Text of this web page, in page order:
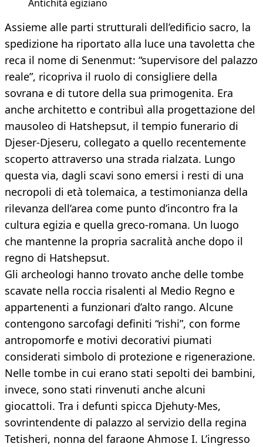
Antichità egiziano
Assieme alle parti strutturali dell’edificio sacro, la
spedizione ha riportato alla luce una tavoletta che
reca il nome di Senenmut: “supervisore del palazzo
reale”, ricopriva il ruolo di consigliere della
sovrana e di tutore della sua primogenita. Era
anche architetto e contribuì alla progettazione del
mausoleo di Hatshepsut, il tempio funerario di
Djeser-Djeseru, collegato a quello recentemente
scoperto attraverso una strada rialzata. Lungo
questa via, dagli scavi sono emersi i resti di una
necropoli di età tolemaica, a testimonianza della
rilevanza dell’area come punto d’incontro fra la
cultura egizia e quella greco-romana. Un luogo
che mantenne la propria sacralità anche dopo il
regno di Hatshepsut.
Gli archeologi hanno trovato anche delle tombe
scavate nella roccia risalenti al Medio Regno e
appartenenti a funzionari d’alto rango. Alcune
contengono sarcofagi definiti “rishi”, con forme
antropomorfe e motivi decorativi piumati
considerati simbolo di protezione e rigenerazione.
Nelle tombe in cui erano stati sepolti dei bambini,
invece, sono stati rinvenuti anche alcuni
giocattoli. Tra i defunti spicca Djehuty-Mes,
sovrintendente di palazzo al servizio della regina
Tetisheri, nonna del faraone Ahmose I. L’ingresso